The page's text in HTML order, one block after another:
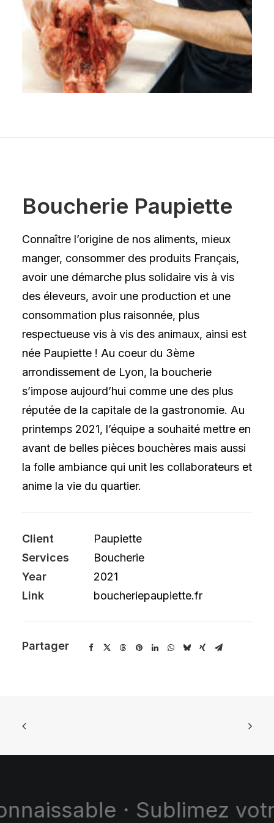
Boucherie Paupiette
Connaître l’origine de nos aliments, mieux
manger, consommer des produits Français,
avoir une démarche plus solidaire vis à vis
des éleveurs, avoir une production et une
consommation plus raisonnée, plus
respectueuse vis à vis des animaux, ainsi est
née Paupiette ! Au coeur du 3ème
arrondissement de Lyon, la boucherie
s’impose aujourd’hui comme une des plus
réputée de la capitale de la gastronomie. Au
printemps 2021, l’équipe a souhaité mettre en
avant de belles pièces bouchères mais aussi
la folle ambiance qui unit les collaborateurs et
anime la vie du quartier.
Client
Paupiette
Services
Boucherie
Year
2021
Link
boucheriepaupiette.fr
Partager
· Sublimez votre